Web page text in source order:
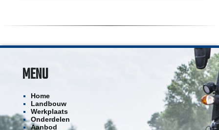
MENU
Home
Landbouw
Werkplaats
Onderdelen
Aanbod